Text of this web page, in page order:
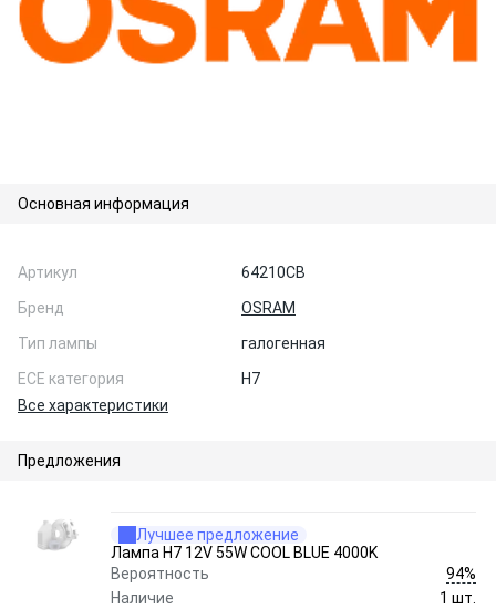
Основная информация
Артикул
64210CB
Бренд
OSRAM
Тип лампы
галогенная
ЕСЕ категория
H7
Все характеристики
Предложения
Лучшее предложение
Лампа H7 12V 55W COOL BLUE 4000K
Вероятность
94%
Наличие
1 шт.